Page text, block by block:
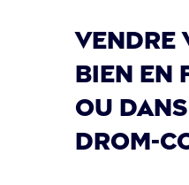
Vendre
bien en
ou
drom-